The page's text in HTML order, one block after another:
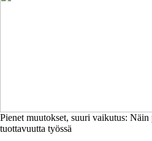
Pienet muutokset, suuri vaikutus: Näin
tuottavuutta työssä